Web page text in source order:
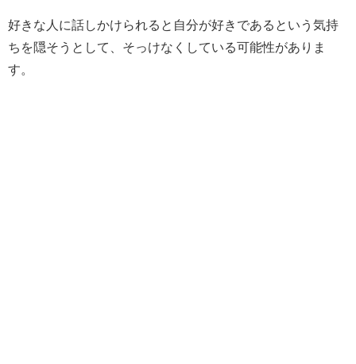
好きな人に話しかけられると自分が好きであるという気持
ちを隠そうとして、そっけなくしている可能性がありま
す。